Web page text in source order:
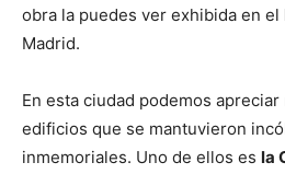
obra la puedes ver exhibida en el
Madrid.
En esta ciudad podemos
edificios que se mantuvieron
inmemoriales. Uno de ellos es la